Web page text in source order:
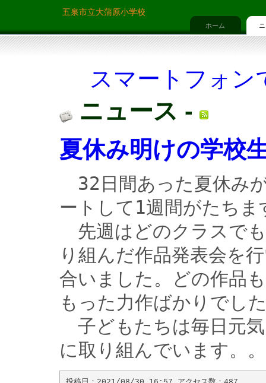
五泉市立大蒲原小学校
ホーム
スマートフォン
ニュース -
夏休み明けの学校
32日間あった夏休み
ートして1週間がたちま
先週はどのクラスで
り組んだ作品発表会を
合いました。どの作品
もった力作ばかりでし
子どもたちは毎日元
に取り組んでいます。。